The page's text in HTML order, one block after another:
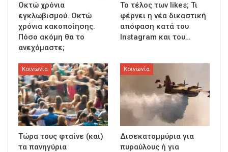
Οκτώ χρόνια
εγκλωβισμού. Οκτώ
χρόνια κακοποίησης.
Πόσο ακόμη θα το
ανεχόμαστε;
To τέλος των likes; Τι
φέρνει η νέα δικαστική
απόφαση κατά του
Instagram και του…
Κοινωνία
Τώρα τους φταίνε (και)
τα πανηγύρια
Κοινωνία
Δισεκατομμύρια για
πυραύλους ή για